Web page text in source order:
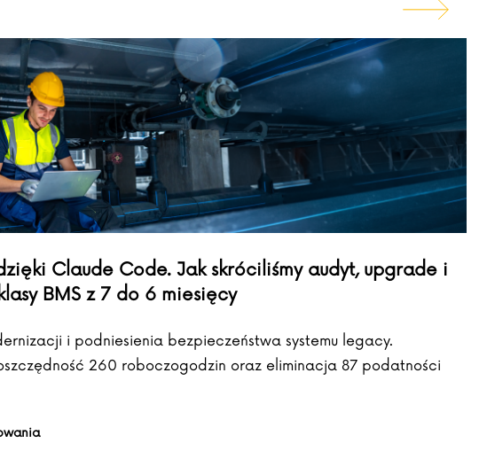
Claude Code. Jak skróciliśmy audyt, upgrade i
BMS z 7 do 6 miesięcy
i podniesienia bezpieczeństwa systemu legacy.
260 roboczogodzin oraz eliminacja 87 podatności